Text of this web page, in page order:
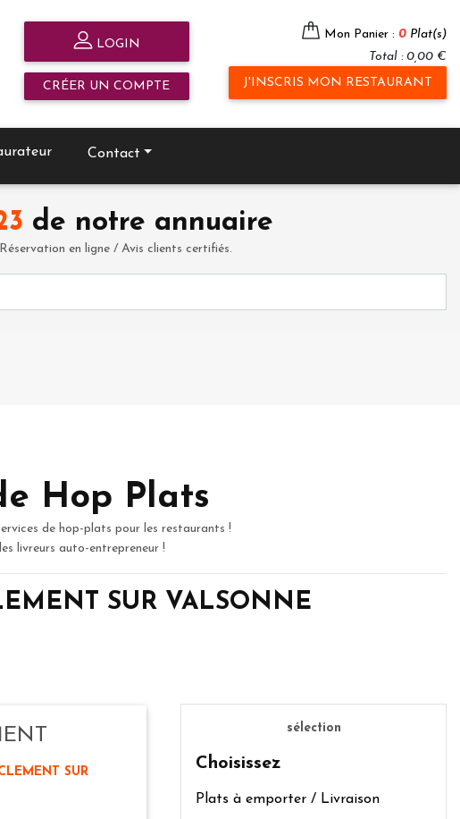
LOGIN
CRÉER UN COMPTE
Mon Panier : 0 Plat(s)
Total : 0,00 €
J'INSCRIS MON RESTAURANT
Contact
de notre annuaire
en ligne / Avis clients certifiés.
Hop Plats
de hop-plats pour les restaurants !
livreurs auto-entrepreneur !
SUR VALSONNE
SUR
sélection
Choisissez
Plats à emporter / Livraison